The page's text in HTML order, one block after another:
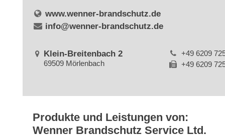
www.wenner-brandschutz.de
info@wenner-brandschutz.de
Klein-Breitenbach 2
69509 Mörlenbach
+49 6209
+49 6209
Produkte und Leistungen von:
Wenner Brandschutz Service Ltd.